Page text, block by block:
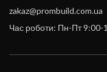
zakaz@prombuild.com.ua
Час роботи: Пн-Пт 9:00-